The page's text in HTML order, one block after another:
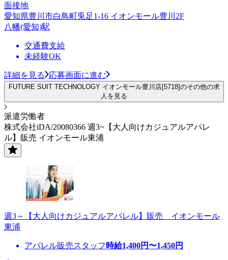
面接地
愛知県豊川市白鳥町兎足1-16 イオンモール豊川2F
八幡(愛知)駅
交通費支給
未経験OK
詳細を見る 応募画面に進む
FUTURE SUIT TECHNOLOGY イオンモール豊川店[5718]のその他の求
人を見る
派遣労働者
株式会社iDA/20080366 週3~【大人向けカジュアルアパレ
ル】販売 イオンモール東浦
週3～【大人向けカジュアルアパレル】販売 イオンモール
東浦
アパレル販売スタッフ 時給1,400円〜1,450円